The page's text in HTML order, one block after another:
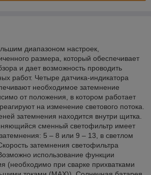
диапазоном настроек,
размера, который обеспечивает
и дает возможность проводить
работ. Четыре датчика-индикатора
необходимое затемнение
от положения, в котором работает
на изменение светового потока.
затемнения находится внутри щитка.
сменный светофильтр имеет
5 – 8 или 9 – 13, в светлом
затемнения светофильтра
использование функции
(необходимо при сварке прихватками